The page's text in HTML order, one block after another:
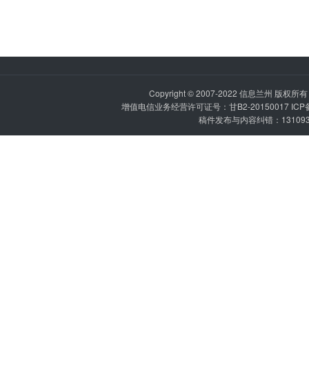
Copyright © 2007-2022 信息兰州 版权所
增值电信业务经营许可证号：甘B2-20150017 ICP
稿件发布与内容纠错：